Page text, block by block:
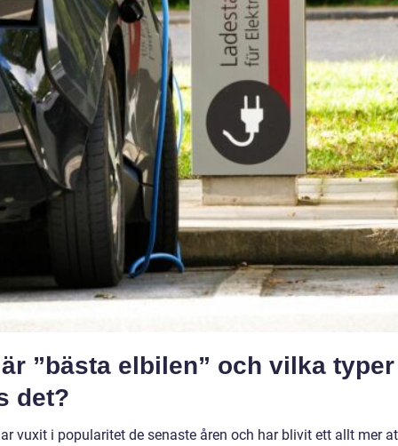
”bästa elbilen” och vilka typer
det?
vuxit i popularitet de senaste åren och har blivit ett allt mer